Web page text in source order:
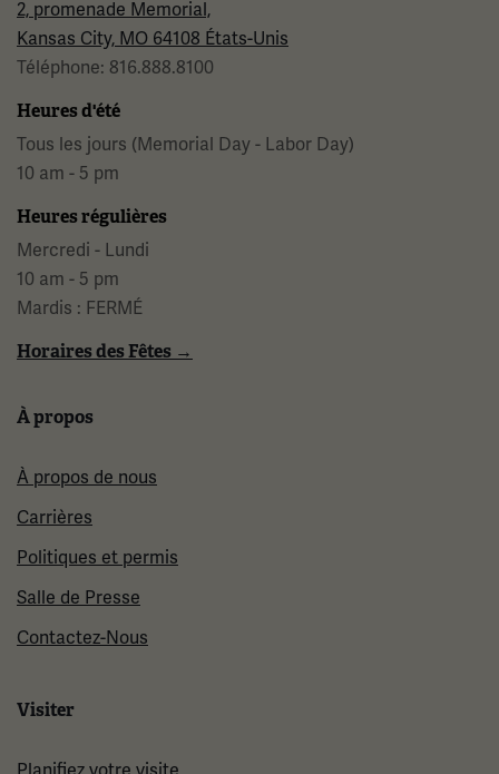
2, promenade Memorial,
Kansas City, MO 64108 États-Unis
Téléphone: 816.888.8100
Heures d'été
Tous les jours (Memorial Day - Labor Day)
10 am - 5 pm
Heures régulières
Mercredi - Lundi
10 am - 5 pm
Mardis : FERMÉ
Horaires des Fêtes →
À propos
À propos de nous
Carrières
Politiques et permis
Salle de Presse
Contactez-Nous
Visiter